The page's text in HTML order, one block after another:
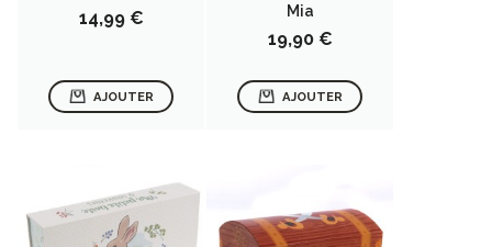
Prix
14,99 €
AJOUTER
Mia
Prix
19,90 €
AJOUTER